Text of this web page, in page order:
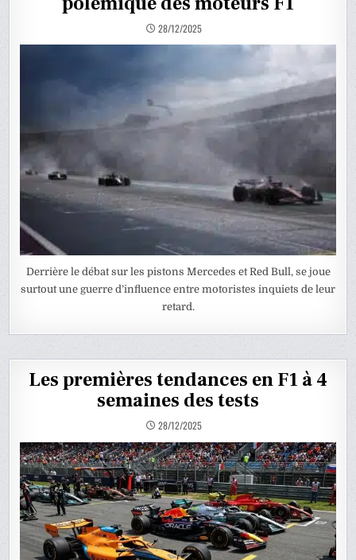
28/12/2025
Derrière le débat sur les pistons Mercedes et Red Bull, se joue
surtout une guerre d’influence entre motoristes inquiets de leur
retard.
Les premières tendances en F1 à 4
semaines des tests
28/12/2025